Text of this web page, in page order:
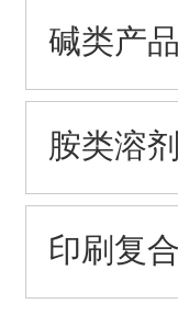
碱类产品
胺类溶剂
印刷复